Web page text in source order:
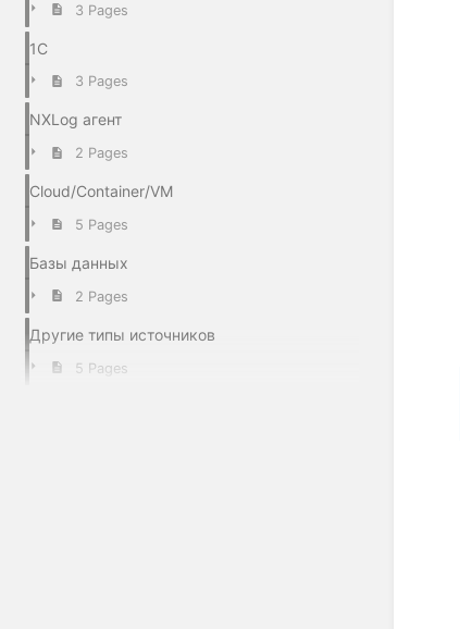
3 Pages
1С
3 Pages
NXLog агент
2 Pages
Cloud/Container/VM
5 Pages
Базы данных
2 Pages
Другие типы источников
5 Pages